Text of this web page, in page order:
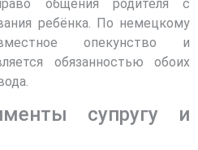
общения родителя с
ребёнка. По немецкому
опекунство и
обязанностью обоих
супругу и